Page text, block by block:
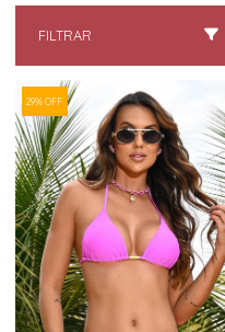
FILTRAR
29% OFF